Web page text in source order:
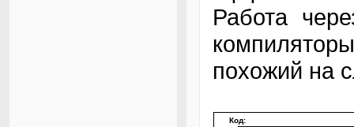
Работа
похожий на
Код: